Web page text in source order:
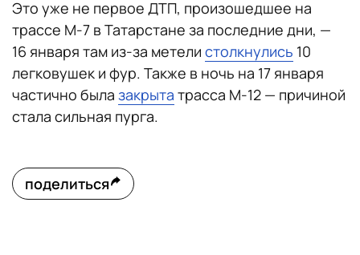
Это уже не первое ДТП, произошедшее на
трассе М-7 в Татарстане за последние дни, —
16 января там из-за метели столкнулись 10
легковушек и фур. Также в ночь на 17 января
частично была закрыта трасса М-12 — причиной
стала сильная пурга.
поделиться